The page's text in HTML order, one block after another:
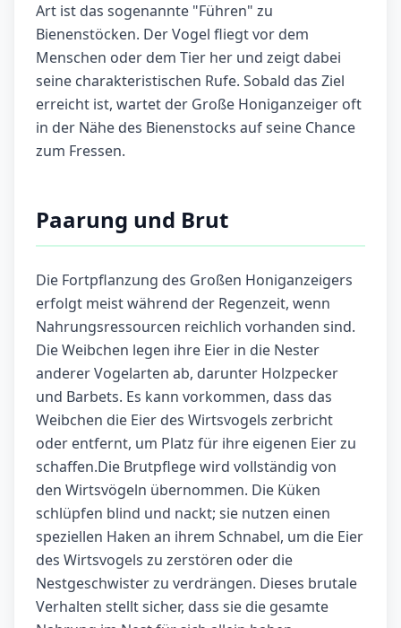
Art ist das sogenannte "Führen" zu
Bienenstöcken. Der Vogel fliegt vor dem
Menschen oder dem Tier her und zeigt dabei
seine charakteristischen Rufe. Sobald das Ziel
erreicht ist, wartet der Große Honiganzeiger oft
in der Nähe des Bienenstocks auf seine Chance
zum Fressen.
Paarung und Brut
Die Fortpflanzung des Großen Honiganzeigers
erfolgt meist während der Regenzeit, wenn
Nahrungsressourcen reichlich vorhanden sind.
Die Weibchen legen ihre Eier in die Nester
anderer Vogelarten ab, darunter Holzpecker
und Barbets. Es kann vorkommen, dass das
Weibchen die Eier des Wirtsvogels zerbricht
oder entfernt, um Platz für ihre eigenen Eier zu
schaffen.Die Brutpflege wird vollständig von
den Wirtsvögeln übernommen. Die Küken
schlüpfen blind und nackt; sie nutzen einen
speziellen Haken an ihrem Schnabel, um die Eier
des Wirtsvogels zu zerstören oder die
Nestgeschwister zu verdrängen. Dieses brutale
Verhalten stellt sicher, dass sie die gesamte